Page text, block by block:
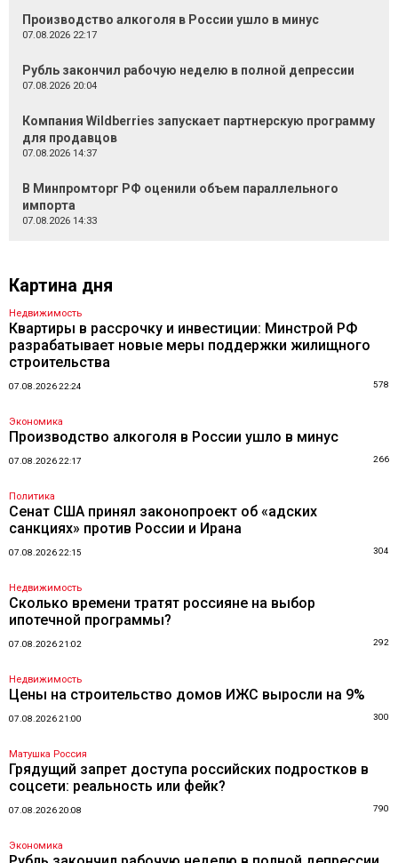
Производство алкоголя в России ушло в минус
07.08.2026 22:17
Рубль закончил рабочую неделю в полной депрессии
07.08.2026 20:04
Компания Wildberries запускает партнерскую программу
для продавцов
07.08.2026 14:37
В Минпромторг РФ оценили объем параллельного
импорта
07.08.2026 14:33
Картина дня
Недвижимость
Квартиры в рассрочку и инвестиции: Минстрой РФ
разрабатывает новые меры поддержки жилищного
строительства
07.08.2026 22:24 578
Экономика
Производство алкоголя в России ушло в минус
07.08.2026 22:17 266
Политика
Сенат США принял законопроект об «адских
санкциях» против России и Ирана
07.08.2026 22:15 304
Недвижимость
Сколько времени тратят россияне на выбор
ипотечной программы?
07.08.2026 21:02 292
Недвижимость
Цены на строительство домов ИЖС выросли на 9%
07.08.2026 21:00 300
Матушка Россия
Грядущий запрет доступа российских подростков в
соцсети: реальность или фейк?
07.08.2026 20:08 790
Экономика